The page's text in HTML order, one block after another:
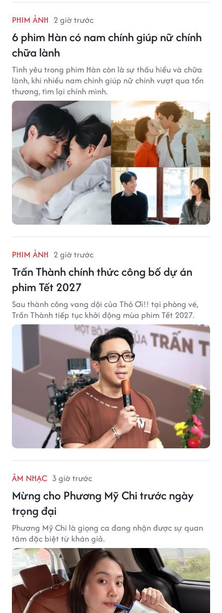
PHIM ẢNH 2 giờ trước
6 phim Hàn có nam chính giúp nữ chính
chữa lành
Tình yêu trong phim Hàn còn là sự thấu hiểu và chữa
lành, khi nhiều nam chính giúp nữ chính vượt qua tổn
thương, tìm lại chính mình.
PHIM ẢNH 2 giờ trước
Trấn Thành chính thức công bố dự án
phim Tết 2027
Sau thành công vang dội của Thỏ Ơi!! tại phòng vé,
Trấn Thành tiếp tục khởi động mùa phim Tết 2027.
ÂM NHẠC 3 giờ trước
Mừng cho Phương Mỹ Chi trước ngày
trọng đại
Phương Mỹ Chi là giọng ca đang nhận được sự quan
tâm đặc biệt từ khán giả.